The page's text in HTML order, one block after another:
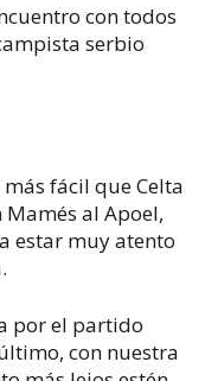
con todos
serbio
fácil que Celta
al Apoel,
estar muy atento
por el partido
con nuestra